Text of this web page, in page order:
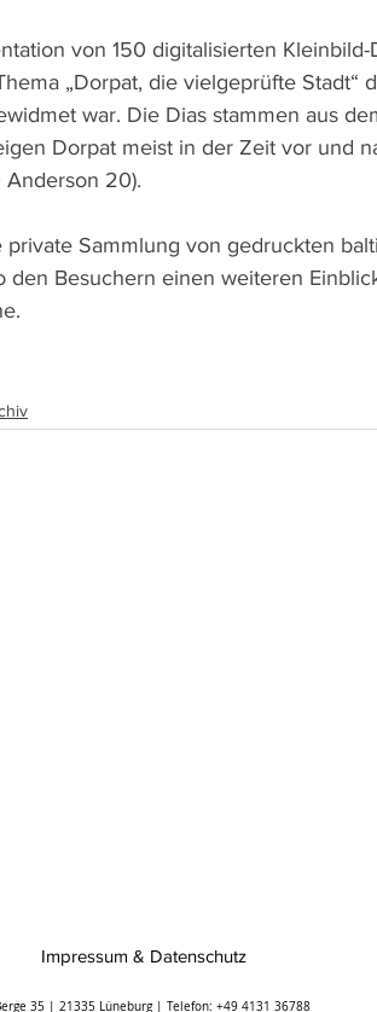
von 150 digitalisierten
„Dorpat, die vielgeprüfte Stadt“
war. Die Dias stammen aus
Dorpat meist in der Zeit vor und
Anderson 20).
Sammlung von gedruckten
den Besuchern einen weiteren
Impressum & Datenschutz
35 | 21335 Lüneburg | Telefon: +49 4131 36788